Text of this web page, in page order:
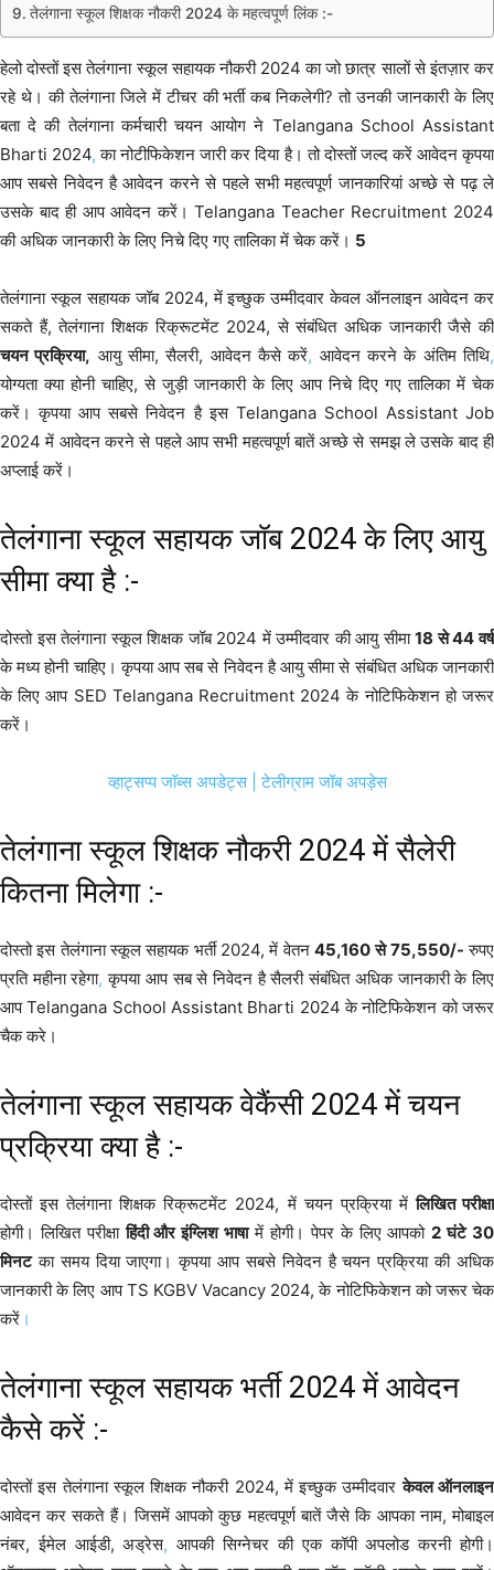
तेलंगाना स्कूल शिक्षक नौकरी 2024 के महत्वपूर्ण लिंक :-
हेलो दोस्तों इस तेलंगाना स्कूल सहायक नौकरी 2024 का जो छात्र सालों से इंतज़ार कर
रहे थे। की तेलंगाना जिले में टीचर की भर्ती कब निकलेगी? तो उनकी जानकारी के लिए
बता दे की तेलंगाना कर्मचारी चयन आयोग ने Telangana School Assistant
Bharti 2024, का नोटीफिकेशन जारी कर दिया है। तो दोस्तों जल्द करें आवेदन कृपया
आप सबसे निवेदन है आवेदन करने से पहले सभी महत्वपूर्ण जानकारियां अच्छे से पढ़ ले
उसके बाद ही आप आवेदन करें। Telangana Teacher Recruitment 2024
की अधिक जानकारी के लिए निचे दिए गए तालिका में चेक करें। 5
तेलंगाना स्कूल सहायक जॉब 2024, में इच्छुक उम्मीदवार केवल ऑनलाइन आवेदन कर
सकते हैं, तेलंगाना शिक्षक रिक्रूटमेंट 2024, से संबंधित अधिक जानकारी जैसे की
चयन प्रक्रिया, आयु सीमा, सैलरी, आवेदन कैसे करें, आवेदन करने के अंतिम तिथि,
योग्यता क्या होनी चाहिए, से जुड़ी जानकारी के लिए आप निचे दिए गए तालिका में चेक
करें। कृपया आप सबसे निवेदन है इस Telangana School Assistant Job
2024 में आवेदन करने से पहले आप सभी महत्वपूर्ण बातें अच्छे से समझ ले उसके बाद ही
अप्लाई करें।
तेलंगाना स्कूल सहायक जॉब 2024 के लिए आयु
सीमा क्या है :-
दोस्तो इस तेलंगाना स्कूल शिक्षक जॉब 2024 में उम्मीदवार की आयु सीमा18 से 44 वर्ष
के मध्य होनी चाहिए। कृपया आप सब से निवेदन है आयु सीमा से संबंधित अधिक जानकारी
के लिए आप SED Telangana Recruitment 2024 के नोटिफिकेशन हो जरूर
करें।
व्हाट्सप्प जॉब्स अपडेट्स | टेलीग्राम जॉब अपड़ेस
तेलंगाना स्कूल शिक्षक नौकरी 2024 में सैलेरी
कितना मिलेगा :-
दोस्तो इस तेलंगाना स्कूल सहायक भर्ती 2024, में वेतन 45,160 से 75,550/- रुपए
प्रति महीना रहेगा, कृपया आप सब से निवेदन है सैलरी संबंधित अधिक जानकारी के लिए
आप Telangana School Assistant Bharti 2024 के नोटिफिकेशन को जरूर
चैक करे।
तेलंगाना स्कूल सहायक वेकैंसी 2024 में चयन
प्रक्रिया क्या है :-
दोस्तों इस तेलंगाना शिक्षक रिक्रूटमेंट 2024, में चयन प्रक्रिया मेंलिखित परीक्षा
होगी। लिखित परीक्षाहिंदी और इंग्लिश भाषामें होगी। पेपर के लिए आपको2 घंटे 30
मिनटका समय दिया जाएगा। कृपया आप सबसे निवेदन है चयन प्रक्रिया की अधिक
जानकारी के लिए आप TS KGBV Vacancy 2024, के नोटिफिकेशन को जरूर चेक
करें ।
तेलंगाना स्कूल सहायक भर्ती 2024 में आवेदन
कैसे करें :-
दोस्तों इस तेलंगाना स्कूल शिक्षक नौकरी 2024, में इच्छुक उम्मीदवारकेवल ऑनलाइन
आवेदन कर सकते हैं। जिसमें आपको कुछ महत्वपूर्ण बातें जैसे कि आपका नाम, मोबाइल
नंबर, ईमेल आईडी, अड्रेस, आपकी सिग्नेचर की एक कॉपी अपलोड करनी होगी।